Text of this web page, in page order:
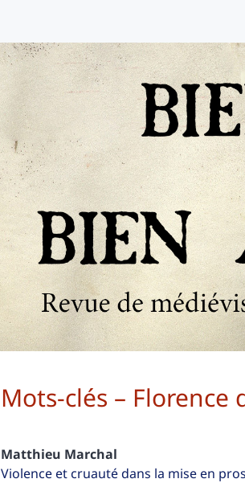
Mots-clés – Florence
Matthieu Marchal
Violence et cruauté dans la mise en